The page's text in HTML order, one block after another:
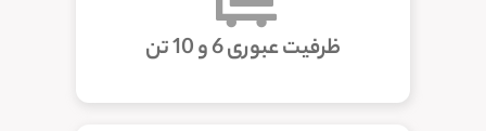
ظرفیت عبوری 6 و 10 تن